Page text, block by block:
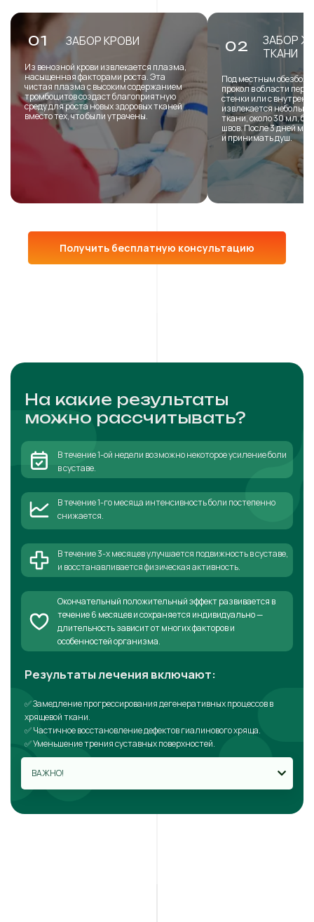
01 ЗАБОР КРОВИ
Из венозной крови извлекается плазма,
насыщенная факторами роста. Эта
чистая плазма с высоким содержанием
тромбоцитов создаст благоприятную
среду для роста новых здоровых тканей
вместо тех, что были утрачены.
02
ЗАБОР
ТКАНИ
Под местным
прокол в области
стенки или с
извлекается
ткани, около 30 мл,
швов. После 3 дней
и принимать душ.
Получить бесплатную консультацию
На какие результаты
можно рассчитывать?
В течение 1-ой недели возможно некоторое усиление боли
в суставе.
В течение 1-го месяца интенсивность боли постепенно
снижается.
В течение 3-х месяцев улучшается подвижность в суставе,
и восстанавливается физическая активность.
Окончательный положительный эффект развивается в
течение 6 месяцев и сохраняется индивидуально —
длительность зависит от многих факторов и
особенностей организма.
Результаты лечения включают:
✅ Замедление прогрессирования дегенеративных процессов в
хрящевой ткани.
✅ Частичное восстановление дефектов гиалинового хряща.
✅ Уменьшение трения суставных поверхностей.
ВАЖНО!